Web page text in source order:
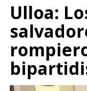
Ulloa: